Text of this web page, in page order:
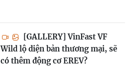
[GALLERY] VinFast VF
Wild lộ diện bản thương mại, sẽ
có thêm động cơ EREV?